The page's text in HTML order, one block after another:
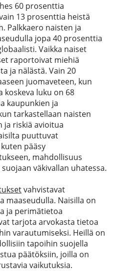
60 prosenttia
13 prosenttia heistä
Palkkaero naisten ja
jopa 40 prosenttia
Vaikka naiset
raportoivat miehiä
ja nälästä. Vain 20
juomaveteen, kun
koskeva luku on 68
kaupunkien ja
tarkastellaan naisten
ja riskiä avioitua
puuttuvat
pääsy
mahdollisuus
väkivallan uhatessa.
vahvistavat
maaseudulla. Naisilla on
ja perimätietoa
tarjota arvokasta tietoa
varautumiseksi. Heillä on
tapoihin suojella
päätöksiin, joilla on
vaikutuksia.